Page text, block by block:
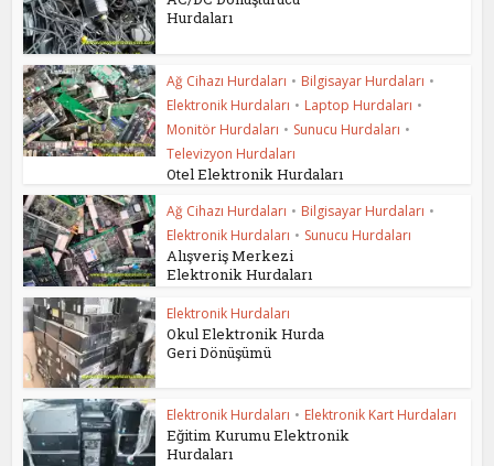
Hurdaları
Ağ Cihazı Hurdaları • Bilgisayar Hurdaları •
Elektronik Hurdaları • Laptop Hurdaları •
Monitör Hurdaları • Sunucu Hurdaları •
Televizyon Hurdaları
Otel Elektronik Hurdaları
Ağ Cihazı Hurdaları • Bilgisayar Hurdaları •
Elektronik Hurdaları • Sunucu Hurdaları
Alışveriş Merkezi
Elektronik Hurdaları
Elektronik Hurdaları
Okul Elektronik Hurda
Geri Dönüşümü
Elektronik Hurdaları • Elektronik Kart Hurdaları
Eğitim Kurumu Elektronik
Hurdaları